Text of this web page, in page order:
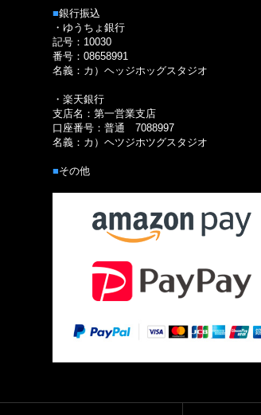
■銀行振込
・ゆうちょ銀行
記号：10030
番号：08658991
名義：カ）ヘッジホッグスタジオ
・楽天銀行
支店名：第一営業支店
口座番号：普通 7088997
名義：カ）ヘツジホツグスタジオ
■その他